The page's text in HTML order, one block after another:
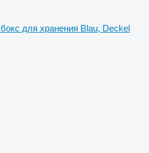
бокс для хранения Blau, Deckel